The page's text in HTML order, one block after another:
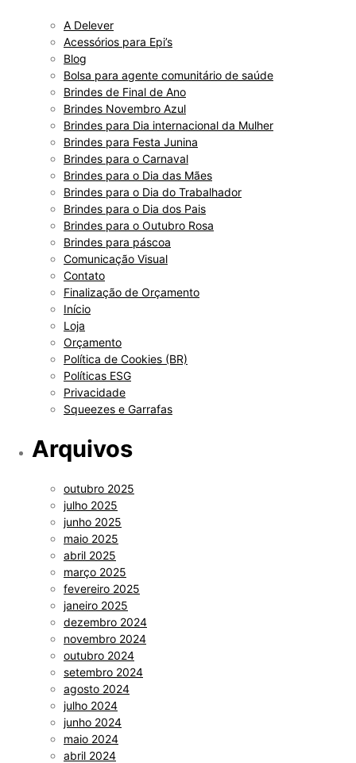
A Delever
Acessórios para Epi’s
Blog
Bolsa para agente comunitário de saúde
Brindes de Final de Ano
Brindes Novembro Azul
Brindes para Dia internacional da Mulher
Brindes para Festa Junina
Brindes para o Carnaval
Brindes para o Dia das Mães
Brindes para o Dia do Trabalhador
Brindes para o Dia dos Pais
Brindes para o Outubro Rosa
Brindes para páscoa
Comunicação Visual
Contato
Finalização de Orçamento
Início
Loja
Orçamento
Política de Cookies (BR)
Políticas ESG
Privacidade
Squeezes e Garrafas
Arquivos
outubro 2025
julho 2025
junho 2025
maio 2025
abril 2025
março 2025
fevereiro 2025
janeiro 2025
dezembro 2024
novembro 2024
outubro 2024
setembro 2024
agosto 2024
julho 2024
junho 2024
maio 2024
abril 2024